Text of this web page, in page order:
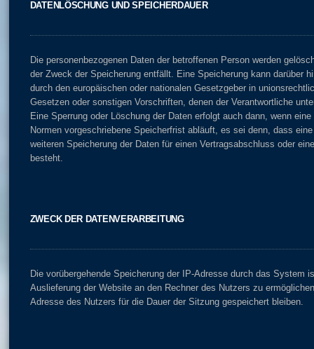
DATENLÖSCHUNG UND SPEICHERDAUER
Die personenbezogenen Daten der betroffenen Person werden
der Zweck der Speicherung entfällt. Eine Speicherung kann darüber
durch den europäischen oder nationalen Gesetzgeber in
Gesetzen oder sonstigen Vorschriften, denen der Verantwortliche
Eine Sperrung oder Löschung der Daten erfolgt auch dann, wenn
Normen vorgeschriebene Speicherfrist abläuft, es sei denn, dass
weiteren Speicherung der Daten für einen Vertragsabschluss oder
besteht.
ZWECK DER DATENVERARBEITUNG
Die vorübergehende Speicherung der IP-Adresse durch das System
Auslieferung der Website an den Rechner des Nutzers zu
Adresse des Nutzers für die Dauer der Sitzung gespeichert bleiben.